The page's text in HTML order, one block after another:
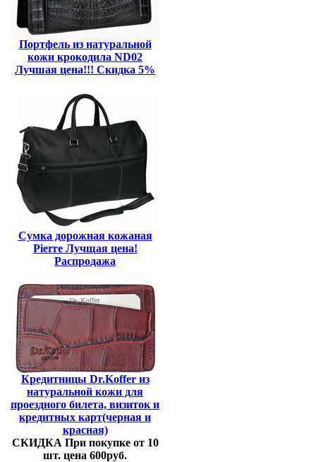
Портфель из натуральной
кожи крокодила ND02
Лучшая цена!!! Скидка 5%
Сумка дорожная кожаная
Pierre Лучщая цена!
Распродажа
Кредитницы Dr.Koffer из
натуральной кожи для
проездного билета, визиток и
кредитных карт(черная и
красная)
СКИДКА При покупке от 10
шт. цена 600руб.